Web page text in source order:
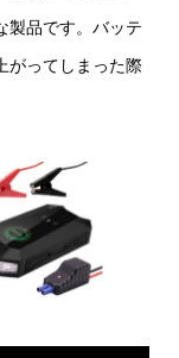
製品です。バッテ
がってしまった際